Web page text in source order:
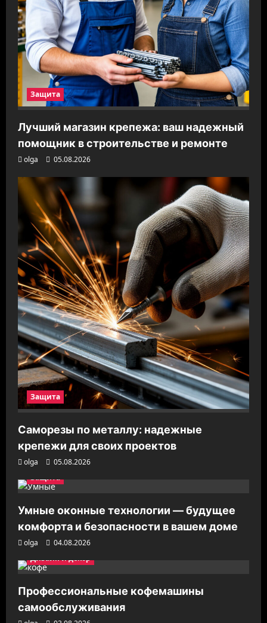
Защита
Лучший магазин крепежа: ваш надежный
помощник в строительстве и ремонте
olga 05.08.2026
Защита
Саморезы по металлу: надежные
крепежи для своих проектов
olga
05.08.2026
Защита
Умные оконные технологии — будущее
комфорта и безопасности в вашем доме
olga
04.08.2026
Дизайн и декор
Профессиональные кофемашины
самообслуживания